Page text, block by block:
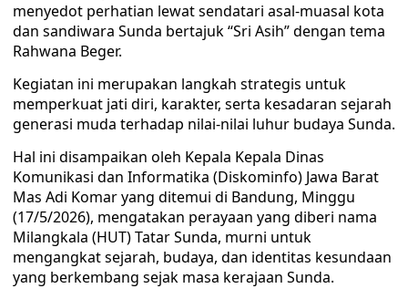
menyedot perhatian lewat sendatari asal-muasal kota
dan sandiwara Sunda bertajuk “Sri Asih” dengan tema
Rahwana Beger.
Kegiatan ini merupakan langkah strategis untuk
memperkuat jati diri, karakter, serta kesadaran sejarah
generasi muda terhadap nilai-nilai luhur budaya Sunda.
Hal ini disampaikan oleh Kepala Kepala Dinas
Komunikasi dan Informatika (Diskominfo) Jawa Barat
Mas Adi Komar yang ditemui di Bandung, Minggu
(17/5/2026), mengatakan perayaan yang diberi nama
Milangkala (HUT) Tatar Sunda, murni untuk
mengangkat sejarah, budaya, dan identitas kesundaan
yang berkembang sejak masa kerajaan Sunda.